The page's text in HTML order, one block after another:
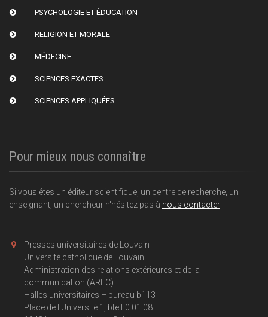
PSYCHOLOGIE ET ÉDUCATION
RELIGION ET MORALE
MÉDECINE
SCIENCES EXACTES
SCIENCES APPLIQUÉES
Pour mieux nous connaître
Si vous êtes un éditeur scientifique, un centre de recherche, un
enseignant, un chercheur n'hésitez pas à nous contacter
Presses universitaires de Louvain
Université catholique de Louvain
Administration des relations extérieures et de la
communication (AREC)
Halles universitaires – bureau b113
Place de l'Université 1, bte L0.01.08